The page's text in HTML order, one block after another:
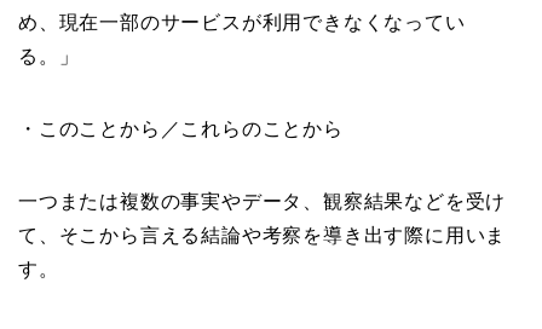
め、現在一部のサービスが利用できなくなってい
る。」
・このことから／これらのことから
一つまたは複数の事実やデータ、観察結果などを受け
て、そこから言える結論や考察を導き出す際に用いま
す。